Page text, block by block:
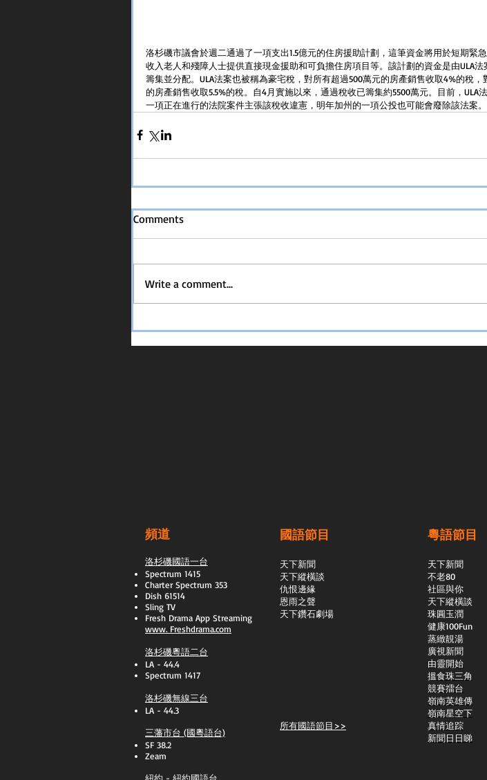
洛杉磯市議會於週二通過了一項支出1.5億元的住房援助計劃，這筆資金將用於短期緊
收入老人和殘障人士提供直接現金援助和可負擔住房項目等。該計劃的資金是由ULA法
籌集並分配。ULA法案也被稱為豪宅稅，對所有超過500萬元的房產銷售收取4%的稅，
的房產銷售收取5.5%的稅。自4月實施以來，通過稅收已籌集約5500萬元。目前，ULA
一項正在進行的法院案件主張該稅收違憲，明年加州的一項公投也可能會廢除該法案。
Comments
Write a comment...
頻道
洛杉磯國語一台
Spectrum 1415
Charter Spectrum 353
Dish 61514
Sling TV
​Fresh Drama App Streaming
www. Freshdrama.com
洛杉磯粵語二台
LA - 44.4
Spectrum 1417
洛杉磯無線三台
LA - 44.3
三藩市台 (國粵語台)
SF 38.2
Zeam
國語節目
天下新聞
天下縱橫談
​仇恨邊緣
恩雨之聲
天下鑽石劇場
所有國語節目>>
粵語節目
天下新聞
不老80
社區與你
天下縱橫談
​珠圓玉潤
​健康100Fun
蒸緻靚湯
​廣視新聞
由靈開始
搵食珠三角
競賽擂台
嶺南英雄傳
嶺南星空下
真情追踪
新聞日日睇